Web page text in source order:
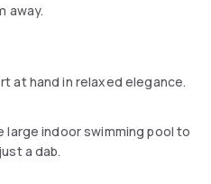
away.
at hand in relaxed elegance.
large indoor swimming pool to
a dab.